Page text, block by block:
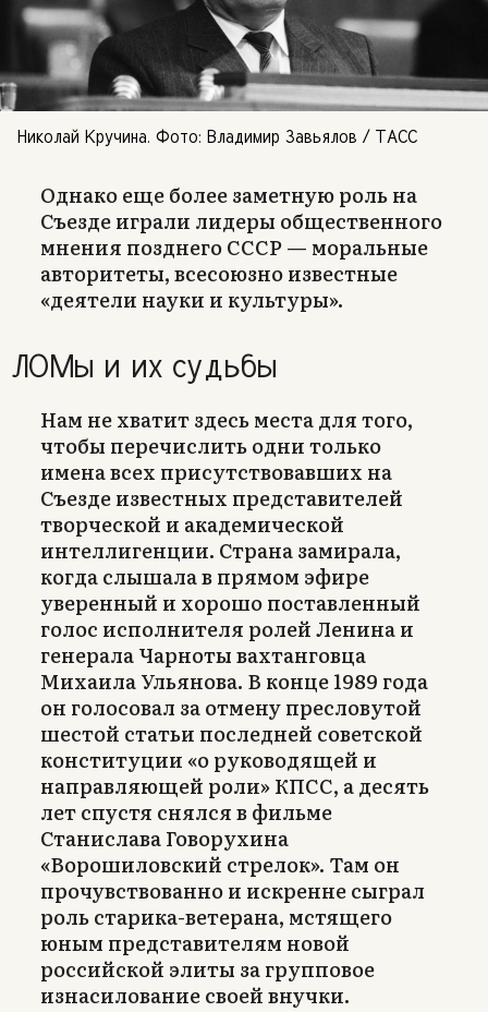
Николай Кручина. Фото: Владимир Завьялов / ТАСС
Однако еще более заметную роль на
Съезде играли лидеры общественного
мнения позднего СССР — моральные
авторитеты, всесоюзно известные
«деятели науки и культуры».
ЛОМы и их судьбы
Нам не хватит здесь места для того,
чтобы перечислить одни только
имена всех присутствовавших на
Съезде известных представителей
творческой и академической
интеллигенции. Страна замирала,
когда слышала в прямом эфире
уверенный и хорошо поставленный
голос исполнителя ролей Ленина и
генерала Чарноты вахтанговца
Михаила Ульянова. В конце 1989 года
он голосовал за отмену пресловутой
шестой статьи последней советской
конституции «о руководящей и
направляющей роли» КПСС, а десять
лет спустя снялся в фильме
Станислава Говорухина
«Ворошиловский стрелок». Там он
прочувствованно и искренне сыграл
роль старика-ветерана, мстящего
юным представителям новой
российской элиты за групповое
изнасилование своей внучки.